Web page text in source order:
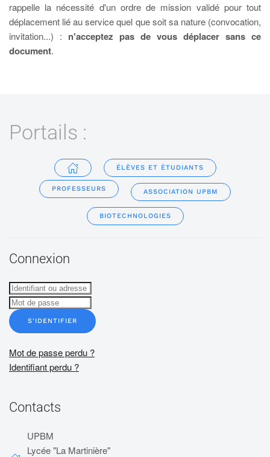
rappelle la nécessité d'un ordre de mission validé pour tout
déplacement lié au service quel que soit sa nature (convocation,
invitation...) : n'acceptez pas de vous déplacer sans ce
document.
Portails :
ÉLÈVES ET ÉTUDIANTS
PROFESSEURS ASSOCIATION UPBM
BIOTECHNOLOGIES
Connexion
S'IDENTIFIER
Mot de passe perdu ?
Identifiant perdu ?
Contacts
UPBM
Lycée "La Martinière"